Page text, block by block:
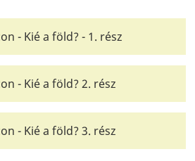
- Kié a föld? - 1. rész
- Kié a föld? 2. rész
- Kié a föld? 3. rész